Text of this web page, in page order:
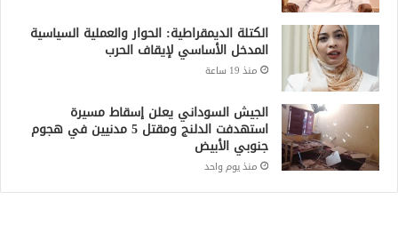
الكتلة الديمقراطية: الحوار والعملية السياسية
المدخل الأساسي لإيقاف الحرب
منذ 19 ساعة
الجيش السوداني يعلن إسقاط مسيرة
استهدفت الدلنج ومقتل 5 مدنيين في هجوم
جنوبي الأبيض
منذ يوم واحد